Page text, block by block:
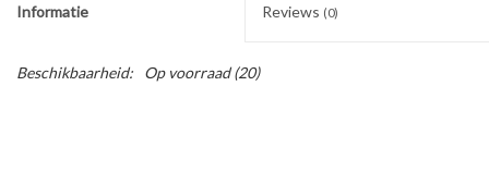
Informatie Reviews (0)
Beschikbaarheid: Op voorraad(20)